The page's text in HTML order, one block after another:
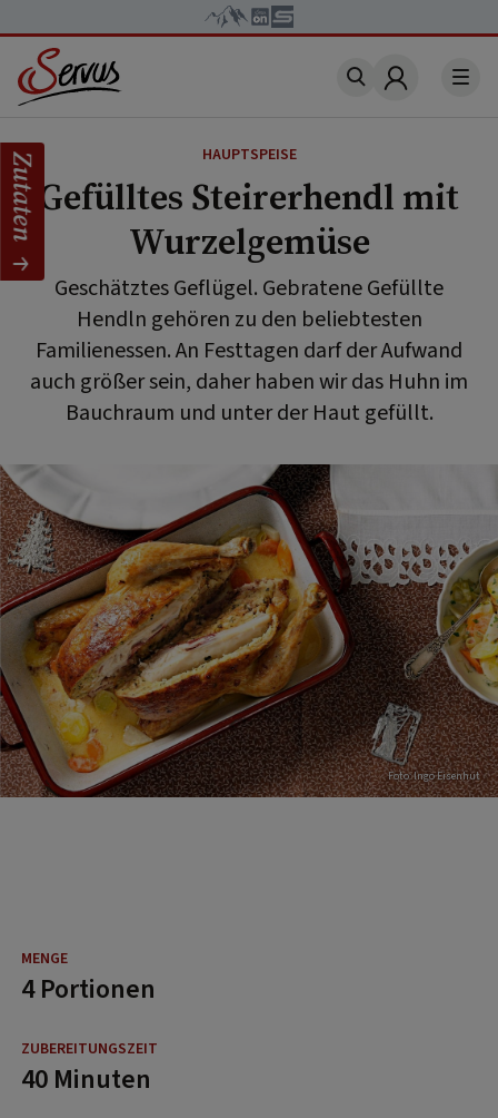
Account
HAUPTSPEISE
Gefülltes Steirerhendl mit
Wurzelgemüse
Geschätztes Geflügel. Gebratene Gefüllte
Hendln gehören zu den beliebtesten
Familienessen. An Festtagen darf der Aufwand
auch größer sein, daher haben wir das Huhn im
Bauchraum und unter der Haut gefüllt.
Foto: Ingo Eisenhut
4 Portionen
40 Minuten
Zutaten